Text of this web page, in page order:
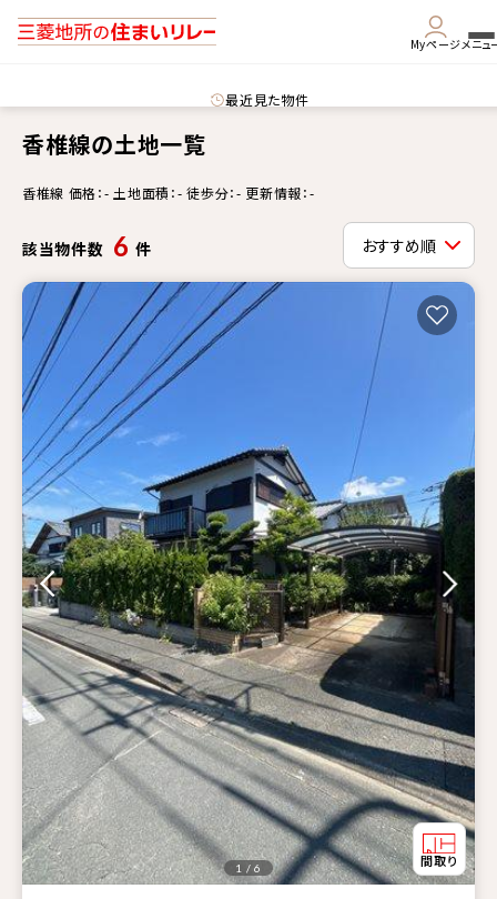
Myページメニュ
最近見た物件
香椎線の土地一覧
香椎線 価格：- 土地面積：- 徒歩分：- 更新情報：-
該当物件数 6 件
1 / 6